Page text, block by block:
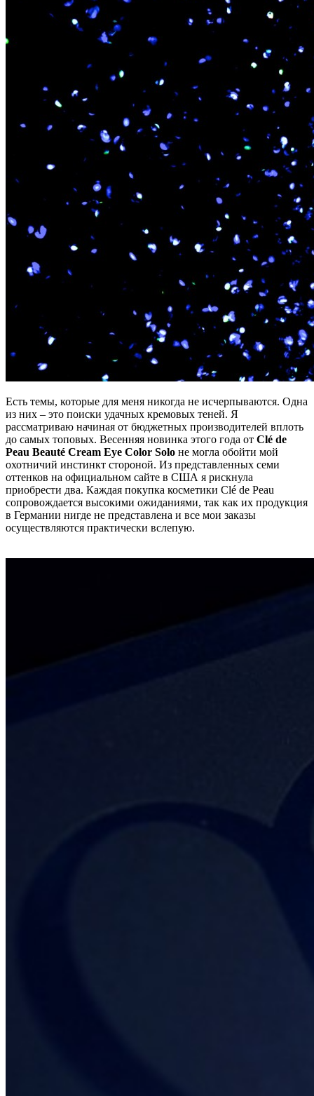
Есть темы, которые для меня никогда не исчерпываются. Одна
из них – это поиски удачных кремовых теней. Я
рассматриваю начиная от бюджетных производителей вплоть
до самых топовых. Весенняя новинка этого года от Clé de
Peau Beauté Cream Eye Color Solo не могла обойти мой
охотничий инстинкт стороной. Из представленных семи
оттенков на официальном сайте в США я рискнула
приобрести два. Каждая покупка косметики Clé de Peau
сопровождается высокими ожиданиями, так как их продукция
в Германии нигде не представлена и все мои заказы
осуществляются практически вслепую.